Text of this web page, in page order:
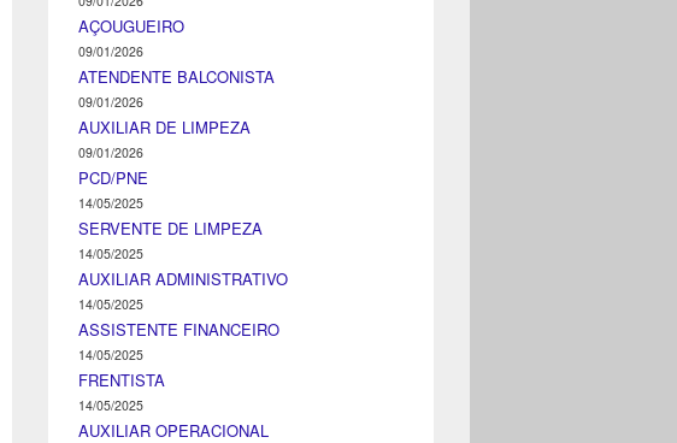
AÇOUGUEIRO
09/01/2026
ATENDENTE BALCONISTA
09/01/2026
AUXILIAR DE LIMPEZA
09/01/2026
PCD/PNE
14/05/2025
SERVENTE DE LIMPEZA
14/05/2025
AUXILIAR ADMINISTRATIVO
14/05/2025
ASSISTENTE FINANCEIRO
14/05/2025
FRENTISTA
14/05/2025
AUXILIAR OPERACIONAL